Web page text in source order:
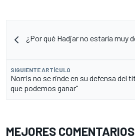
¿Por qué Hadjar no estaría muy
SIGUIENTE ARTÍCULO
Norris no se rinde en su defensa del
que podemos ganar"
MEJORES COMENTARIOS